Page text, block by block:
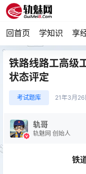
回首页 学知识 享
铁路线路工高级
状态评定
考试题库 21年3月26
轨哥
轨魅网 创始人
铁